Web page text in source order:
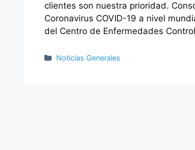
clientes son nuestra prioridad.
Coronavirus COVID-19 a nivel
del Centro de Enfermedades
Noticias Generales